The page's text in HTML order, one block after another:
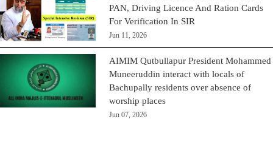
PAN, Driving Licence And Ration Cards
For Verification In SIR
Jun 11, 2026
AIMIM Qutbullapur President Mohammed
Muneeruddin interact with locals of
Bachupally residents over absence of
worship places
Jun 07, 2026